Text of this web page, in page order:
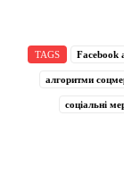
TAGS Facebook
алгоритми
соціальні